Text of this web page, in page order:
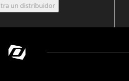
un distribuidor